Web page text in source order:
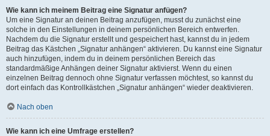
Wie kann ich meinem Beitrag eine Signatur anfügen?
Um eine Signatur an deinen Beitrag anzufügen, musst du zunächst eine
solche in den Einstellungen in deinem persönlichen Bereich entwerfen.
Nachdem du die Signatur erstellt und gespeichert hast, kannst du in jedem
Beitrag das Kästchen „Signatur anhängen“ aktivieren. Du kannst eine Signatur
auch hinzufügen, indem du in deinem persönlichen Bereich das
standardmäßige Anhängen deiner Signatur aktivierst. Wenn du einen
einzelnen Beitrag dennoch ohne Signatur verfassen möchtest, so kannst du
dort einfach das Kontrollkästchen „Signatur anhängen“ wieder deaktivieren.
Nach oben
Wie kann ich eine Umfrage erstellen?